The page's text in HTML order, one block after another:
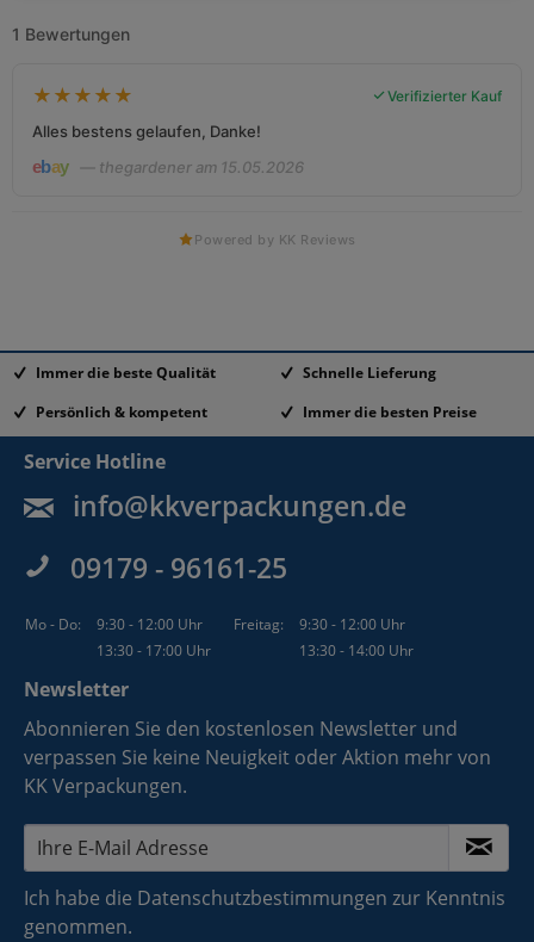
1 Bewertungen
★ ★ ★ ★ ★ Verifizierter Kauf
Alles bestens gelaufen, Danke!
— thegardener am 15.05.2026
Powered by KK Reviews
Immer die beste Qualität
Schnelle Lieferung
Persönlich & kompetent
Immer die besten Preise
Service Hotline
info@kkverpackungen.de
09179 - 96161-25
Mo - Do: 9:30 - 12:00 Uhr Freitag:
9:30 - 12:00 Uhr
13:30 - 17:00 Uhr
13:30 - 14:00 Uhr
Newsletter
Abonnieren Sie den kostenlosen Newsletter und
verpassen Sie keine Neuigkeit oder Aktion mehr von
KK Verpackungen.
Ich habe die Datenschutzbestimmungen zur Kenntnis
genommen.